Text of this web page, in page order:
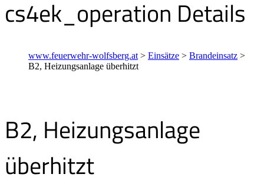
cs4ek_operation Details
www.feuerwehr-wolfsberg.at > Einsätze > Brandeinsatz >
B2, Heizungsanlage überhitzt
B2, Heizungsanlage
überhitzt